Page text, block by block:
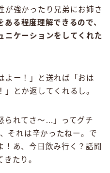
が強かったり兄弟にお姉さ
ある程度理解できるので、
ニケーションをしてくれた
よー！」と送れば「おは
」とか返してくれるし。
られてさ〜…」ってグチ
それは辛かったねー。で
！あ、今日飲み行く？話聞
たり。